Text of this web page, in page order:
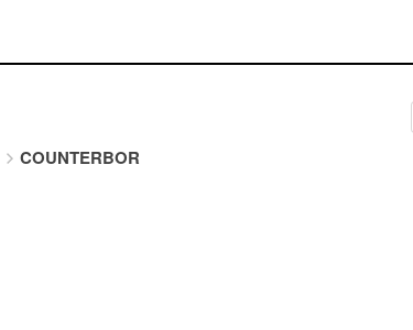
COUNTERBOR